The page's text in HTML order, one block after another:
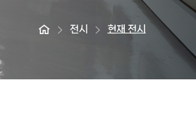
전시 현재 전시